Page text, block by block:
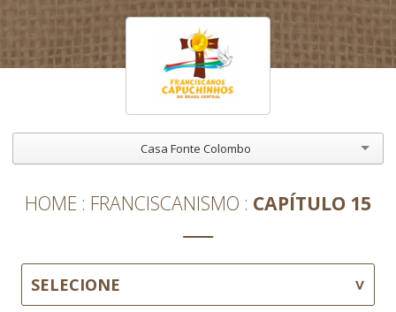
Casa Fonte Colombo
HOME FRANCISCANISMO CAPÍTULO 15
SELECIONE